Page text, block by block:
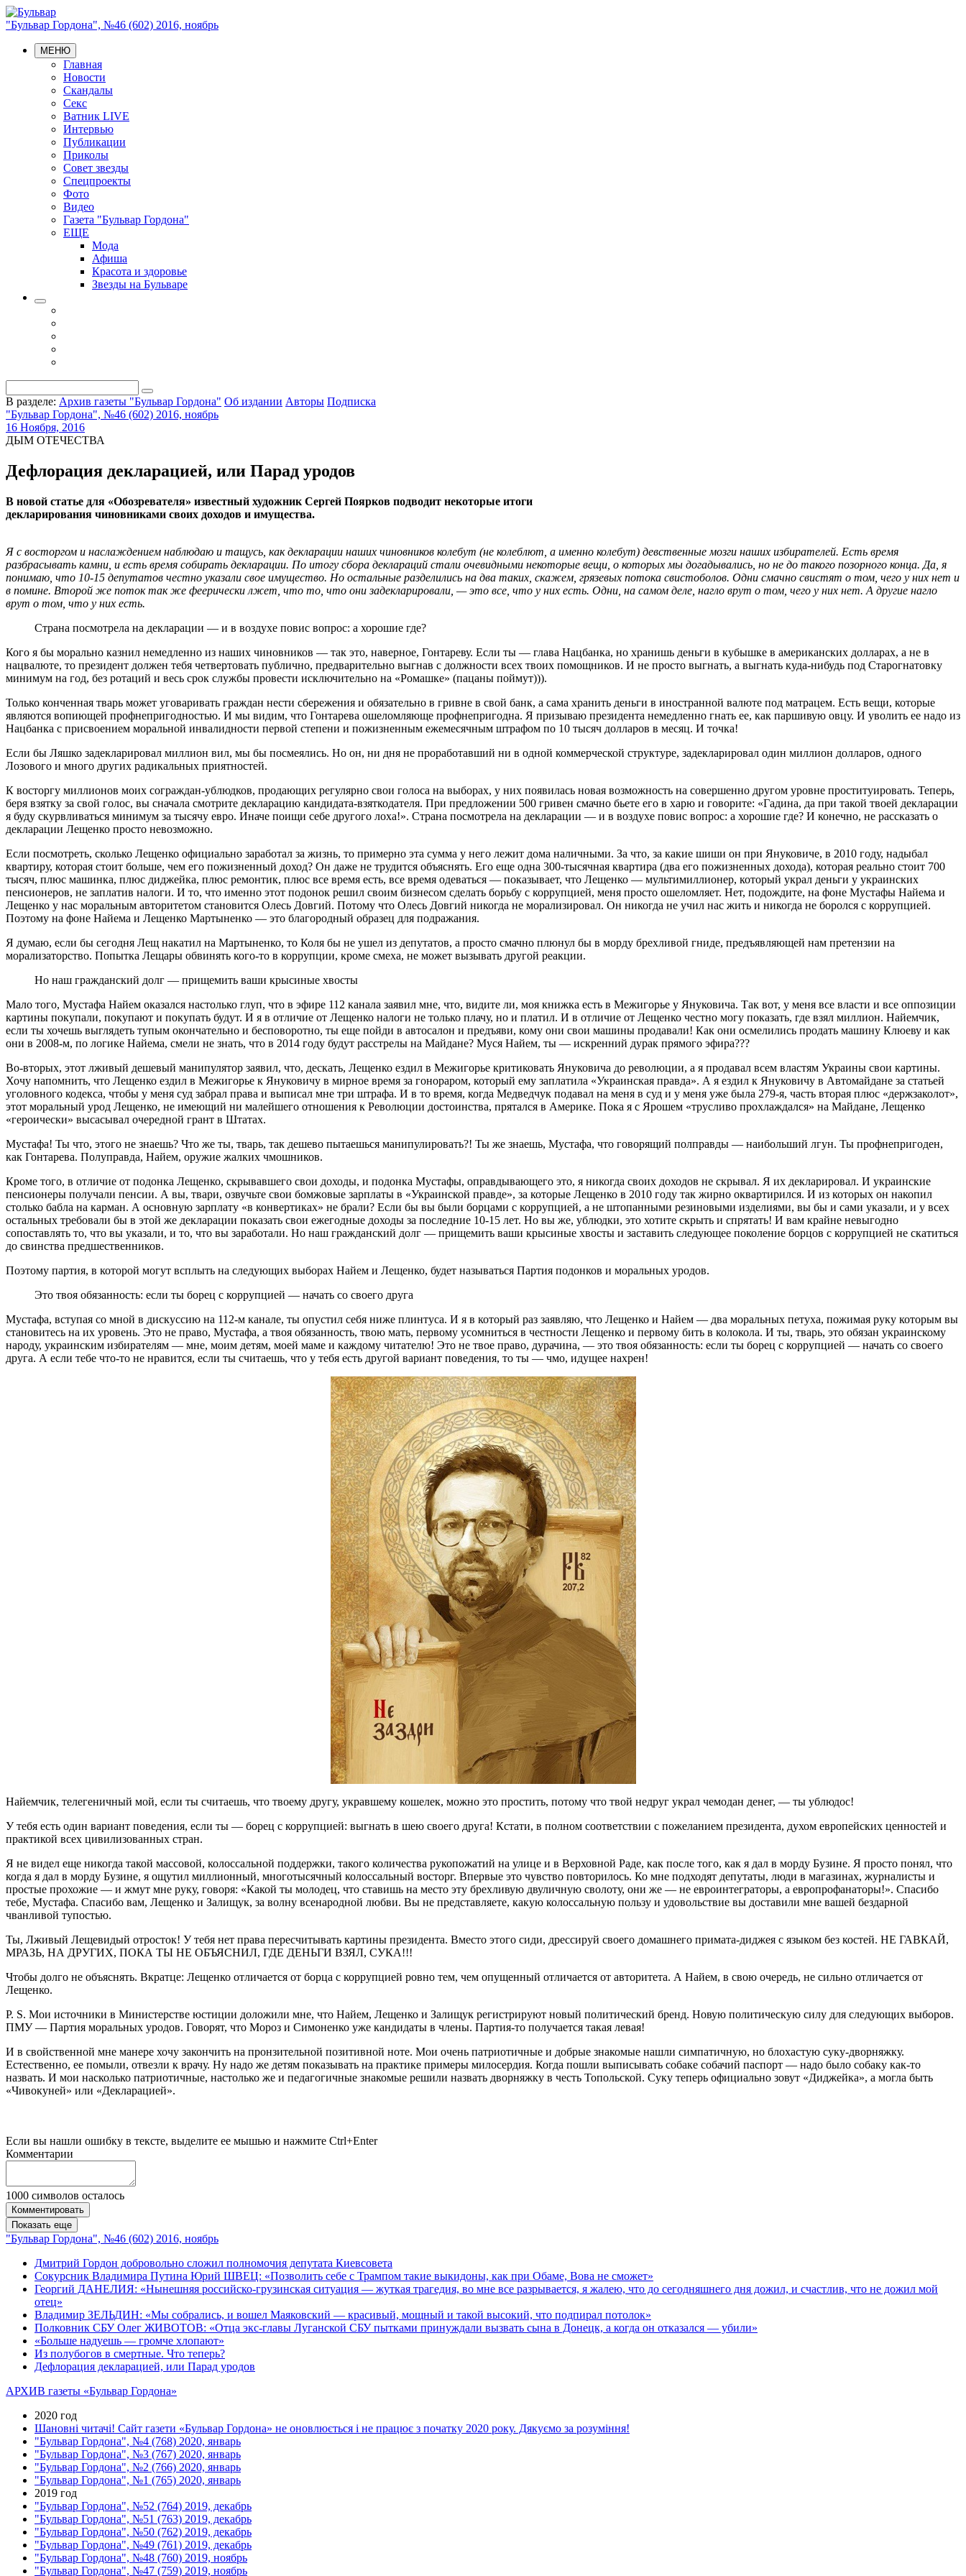
"Бульвар Гордона", №46 (602) 2016, ноябрь
МЕНЮ
Главная
Новости
Скандалы
Секс
Ватник LIVE
Интервью
Публикации
Приколы
Совет звезды
Спецпроекты
Фото
Видео
Газета "Бульвар Гордона"
ЕЩЕ
Мода
Афиша
Красота и здоровье
Звезды на Бульваре
В разделе: Архив газеты "Бульвар Гордона" Об издании Авторы Подписка
"Бульвар Гордона", №46 (602) 2016, ноябрь
16 Ноября, 2016
ДЫМ ОТЕЧЕСТВА
Дефлорация декларацией, или Парад уродов
В новой статье для «Обозревателя» известный художник Сергей Поярков подводит некоторые итоги
декларирования чиновниками своих доходов и имущества.
Я с восторгом и наслаждением наблюдаю и тащусь, как декларации наших чиновников колебут (не колеблют, а именно колебут) девственные мозги наших избирателей. Есть время
разбрасывать камни, и есть время собирать декларации. По итогу сбора деклараций стали очевидными некоторые вещи, о которых мы догадывались, но не до такого позорного конца. Да, я
понимаю, что 10-15 депутатов честно указали свое имущество. Но остальные разделились на два таких, скажем, грязевых потока свистоболов. Одни смачно свистят о том, чего у них нет и
в помине. Второй же поток так же феерически лжет, что то, что они задекларировали, — это все, что у них есть. Одни, на самом деле, нагло врут о том, чего у них нет. А другие нагло
врут о том, что у них есть.
Страна посмотрела на декларации — и в воздухе повис вопрос: а хорошие где?
Кого я бы морально казнил немедленно из наших чиновников — так это, наверное, Гонтареву. Если ты — глава Нацбанка, но хранишь деньги в кубышке в американских долларах, а не в
нацвалюте, то президент должен тебя четвертовать публично, предварительно выгнав с должности всех твоих помощников. И не просто выгнать, а выгнать куда-нибудь под Старогнатовку
минимум на год, без ротаций и весь срок службы провести исключительно на «Ромашке» (пацаны поймут))).
Только конченная тварь может уговаривать граждан нести сбережения и обязательно в гривне в свой банк, а сама хранить деньги в иностранной валюте под матрацем. Есть вещи, которые
являются вопиющей профнепригодностью. И мы видим, что Гонтарева ошеломляюще профнепригодна. Я призываю президента не­медленно гнать ее, как паршивую овцу. И уволить ее надо из
Нацбанка с присвоением моральной инвалидности первой степени и пожизненным ежемесячным штрафом по 10 тысяч долларов в месяц. И точка!
Если бы Ляшко задекларировал миллион вил, мы бы посмеялись. Но он, ни дня не проработавший ни в одной коммерческой структуре, задекларировал один миллион долларов, одного
Лозового и много других радикальных приятностей.
К восторгу миллионов моих сограждан-ублюдков, продающих регулярно свои голоса на выборах, у них появилась новая возможность на совершенно другом уровне проституировать. Теперь,
беря взятку за свой голос, вы сначала смотрите декларацию кандидата-взяткодателя. При предложении 500 гривен смачно бьете его в харю и говорите: «Гадина, да при такой твоей декларации
я буду скурвливаться минимум за тысячу евро. Иначе поищи себе другого лоха!». Страна посмотрела на декларации — и в воздухе повис вопрос: а хорошие где? И конечно, не рассказать о
декларации Лещенко просто невозможно.
Если посмотреть, сколько Лещенко официально заработал за жизнь, то примерно эта сумма у него лежит дома наличными. За что, за какие шиши он при Януковиче, в 2010 году, надыбал
квартиру, которая стоит больше, чем его пожизненный доход? Он даже не трудится объяснять. Его еще одна 300-тысячная квартира (два его пожизненных дохода), которая реально стоит 700
тысяч, плюс машинка, плюс диджейка, плюс ремонтик, плюс все время есть, все время одеваться — показывает, что Лещенко — мультимиллионер, который украл деньги у украинских
пенсионеров, не заплатив налоги. И то, что именно этот подонок решил своим бизнесом сделать борьбу с коррупцией, меня просто ошеломляет. Нет, подождите, на фоне Мустафы Найема и
Лещенко у нас моральным авторитетом становится Олесь Довгий. Потому что Олесь Довгий никогда не морализировал. Он никогда не учил нас жить и никогда не боролся с коррупцией.
Поэтому на фоне Найема и Лещенко Мартыненко — это благородный образец для подражания.
Я думаю, если бы сегодня Лещ накатил на Мартыненко, то Коля бы не ушел из депутатов, а просто смачно плюнул бы в морду брехливой гниде, предъявляющей нам претензии на
морализаторство. Попытка Лещары обвинять кого-то в коррупции, кроме смеха, не может вызывать другой реакции.
Но наш гражданский долг — прищемить ваши крысиные хвосты
Мало того, Мустафа Найем оказался настолько глуп, что в эфире 112 канала заявил мне, что, видите ли, моя книжка есть в Межигорье у Януковича. Так вот, у меня все власти и все оппозиции
картины покупали, покупают и покупать будут. И я в отличие от Лещенко налоги не только плачу, но и платил. И в отличие от Лещенко честно могу показать, где взял миллион. Найемчик,
если ты хочешь выглядеть тупым окончательно и бесповоротно, ты еще пойди в автосалон и предъяви, кому они свои машины продавали! Как они осмелились продать машину Клюеву и как
они в 2008-м, по логике Найема, смели не знать, что в 2014 году будут расстрелы на Майдане? Муся Найем, ты — искренний дурак прямого эфира???
Во-вторых, этот лживый дешевый манипулятор заявил, что, дескать, Лещенко ездил в Межигорье критиковать Януковича до революции, а я продавал всем властям Украины свои картины.
Хочу напомнить, что Лещенко ездил в Межигорье к Януковичу в мирное время за гонораром, который ему заплатила «Украинская правда». А я ездил к Януковичу в Автомайдане за статьей
уголовного кодекса, чтобы у меня суд забрал права и выписал мне три штрафа. И в то время, когда Медведчук подавал на меня в суд и у меня уже была 279-я, часть вторая плюс «держзаколот»,
этот моральный урод Лещенко, не имеющий ни малейшего отношения к Революции достоинства, прятался в Америке. Пока я с Ярошем «трусливо прохлаждался» на Майдане, Лещенко
«героически» высасывал очередной грант в Штатах.
Мустафа! Ты что, этого не знаешь? Что же ты, тварь, так дешево пытаешься манипулировать?! Ты же знаешь, Мустафа, что говорящий полправды — наибольший лгун. Ты профнепригоден,
как Гонтарева. Полуправда, Най­ем, оружие жалких чмошников.
Кроме того, в отличие от подонка Лещенко, скрывавшего свои доходы, и подонка Мустафы, оправдывающего это, я никогда своих доходов не скрывал. Я их декларировал. И украинские
пенсионеры получали пенсии. А вы, твари, озвучьте свои бомжовые зарплаты в «Украинской правде», за которые Лещенко в 2010 году так жирно оквартирился. И из которых он накопил
столько бабла на карман. А основную зарплату «в конвертиках» не брали? Если бы вы были борцами с коррупцией, а не штопанными резиновыми изделиями, вы бы и сами указали, и у всех
остальных требовали бы в этой же декларации показать свои ежегодные доходы за последние 10-15 лет. Но вы же, ублюдки, это хотите скрыть и спрятать! И вам крайне невыгодно
сопоставлять то, что вы указали, и то, что вы заработали. Но наш гражданский долг — прищемить ваши крысиные хвосты и заставить следующее поколение борцов с коррупцией не скатиться
до свинства предшественников.
Поэтому партия, в которой могут всплыть на следующих выборах Найем и Лещенко, будет называться Партия подонков и моральных уродов.
Это твоя обязанность: если ты борец с коррупцией — начать со своего друга
Мустафа, вступая со мной в дискуссию на 112-м канале, ты опустил себя ниже плинтуса. И я в который раз заявляю, что Лещенко и Найем — два моральных петуха, пожимая руку которым вы
становитесь на их уровень. Это не право, Мустафа, а твоя обязанность, твою мать, первому усомниться в честности Лещенко и первому бить в колокола. И ты, тварь, это обязан украинскому
народу, украинским избирателям — мне, моим детям, моей маме и каждому читателю! Это не твое право, дурачина, — это твоя обязанность: если ты борец с коррупцией — начать со своего
друга. А если тебе что-то не нравится, если ты считаешь, что у тебя есть другой вариант поведения, то ты — чмо, идущее нахрен!
Найемчик, телегеничный мой, если ты считаешь, что твоему другу, укравшему кошелек, можно это простить, потому что твой недруг украл чемодан денег, — ты ублюдос!
У тебя есть один вариант поведения, если ты — борец с коррупцией: выгнать в шею своего друга! Кстати, в полном соответствии с пожеланием президента, духом европейских ценностей и
практикой всех цивилизованных стран.
Я не видел еще никогда такой массовой, колоссальной поддержки, такого количества рукопожатий на улице и в Верховной Раде, как после того, как я дал в морду Бузине. Я просто понял, что
когда я дал в морду Бузине, я ощутил миллионный, многотысячный колоссальный восторг. Впервые это чувство повторилось. Ко мне подходят депутаты, люди в магазинах, журналисты и
простые прохожие — и жмут мне руку, говоря: «Какой ты молодец, что ставишь на место эту брехливую двуличную сволоту, они же — не евроинтеграторы, а европрофанаторы!». Спасибо
тебе, Мустафа. Спасибо вам, Лещенко и Залищук, за волну всенародной любви. Вы не представляете, какую колоссальную пользу и удовольствие вы доставили мне вашей бездарной
чванливой тупостью.
Ты, Лживый Лещевидый отросток! У тебя нет права пересчитывать картины президента. Вместо этого сиди, дрессируй своего домашнего примата-диджея с языком без костей. НЕ ГАВКАЙ,
МРАЗЬ, НА ДРУГИХ, ПОКА ТЫ НЕ ОБЪЯСНИЛ, ГДЕ ДЕНЬГИ ВЗЯЛ, СУКА!!!
Чтобы долго не объяснять. Вкратце: Лещенко отличается от борца с коррупцией ровно тем, чем опущенный отличается от авторитета. А Найем, в свою очередь, не сильно отличается от
Лещенко.
P. S. Мои источники в Министерстве юстиции доложили мне, что Найем, Лещенко и Залищук регистрируют новый политический бренд. Новую политическую силу для следующих выборов.
ПМУ — Партия моральных уродов. Говорят, что Мороз и Симоненко уже кандидаты в члены. Партия-то получается такая левая!
И в свойственной мне манере хочу закончить на пронзительной позитивной ноте. Мои очень патриотичные и добрые знакомые нашли симпатичную, но блохастую суку-дворняжку.
Естественно, ее помыли, отвезли к врачу. Ну надо же детям показывать на практике примеры милосердия. Когда пошли выписывать собаке собачий паспорт — надо было собаку как-то
назвать. И мои насколько патриотичные, настолько же и педагогичные знакомые решили назвать дворняжку в честь Топольской. Суку теперь официально зовут «Диджейка», а могла быть
«Чивокуней» или «Декларацией».
Если вы нашли ошибку в тексте, выделите ее мышью и нажмите Ctrl+Enter
Комментарии
1000 символов осталось
Комментировать
Показать еще
"Бульвар Гордона", №46 (602) 2016, ноябрь
Дмитрий Гордон добровольно сложил полномочия депутата Киевсовета
Сокурсник Владимира Путина Юрий ШВЕЦ: «Позволить себе с Трампом такие выкидоны, как при Обаме, Вова не сможет»
Георгий ДАНЕЛИЯ: «Нынешняя российско-грузинская ситуация — жуткая трагедия, во мне все разрывается, я жалею, что до сегодняшнего дня дожил, и счастлив, что не дожил мой
отец»
Владимир ЗЕЛЬДИН: «Мы собрались, и вошел Маяковский — красивый, мощный и такой высокий, что подпирал потолок»
Полковник СБУ Олег ЖИВОТОВ: «Отца экс-главы Луганской СБУ пытками принуждали вызвать сына в Донецк, а когда он отказался — убили»
«Больше надуешь — громче хлопают»
Из полубогов в смертные. Что теперь?
Дефлорация декларацией, или Парад уродов
АРХИВ газеты «Бульвар Гордона»
2020 год
Шановні читачі! Сайт газети «Бульвар Гордона» не оновлюється і не працює з початку 2020 року. Дякуємо за розуміння!
"Бульвар Гордона", №4 (768) 2020, январь
"Бульвар Гордона", №3 (767) 2020, январь
"Бульвар Гордона", №2 (766) 2020, январь
"Бульвар Гордона", №1 (765) 2020, январь
2019 год
"Бульвар Гордона", №52 (764) 2019, декабрь
"Бульвар Гордона", №51 (763) 2019, декабрь
"Бульвар Гордона", №50 (762) 2019, декабрь
"Бульвар Гордона", №49 (761) 2019, декабрь
"Бульвар Гордона", №48 (760) 2019, ноябрь
"Бульвар Гордона", №47 (759) 2019, ноябрь